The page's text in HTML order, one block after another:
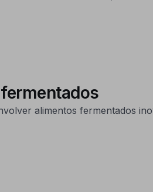
alimentos fermentados